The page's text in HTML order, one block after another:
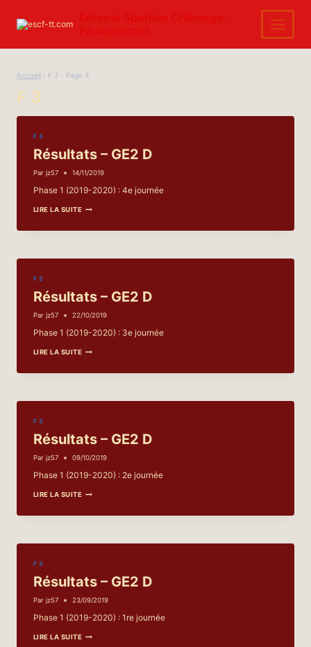
contenu
Accueil / F 3 - Page 4
F 3
F 3
Résultats – GE2 D
Par jz57 14/11/2019
Phase 1 (2019-2020) : 4e journée
LIRE LA SUITERÉSULTATS
–
D
F 3
Résultats – GE2 D
Par jz57 22/10/2019
Phase 1 (2019-2020) : 3e journée
LIRE LA SUITERÉSULTATS
–
D
F 3
Résultats – GE2 D
Par jz57 09/10/2019
Phase 1 (2019-2020) : 2e journée
LIRE LA SUITERÉSULTATS
–
D
F 3
Résultats – GE2 D
Par jz57 23/09/2019
Phase 1 (2019-2020) : 1re journée
LIRE LA SUITERÉSULTATS
–